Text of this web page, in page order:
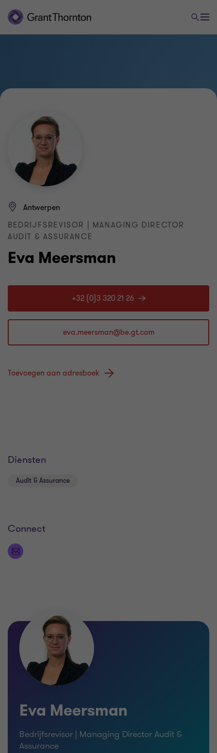
Eva Meersman
Antwerpen
BEDRIJFSREVISOR | MANAGING DIRECTOR
AUDIT & ASSURANCE
+32 (0)3 320 21 26
Toevoegen aan adresboek
Diensten
Audit & Assurance
Connect
Eva Meersman
Bedrijfsrevisor | Managing Director Audit &
Assurance